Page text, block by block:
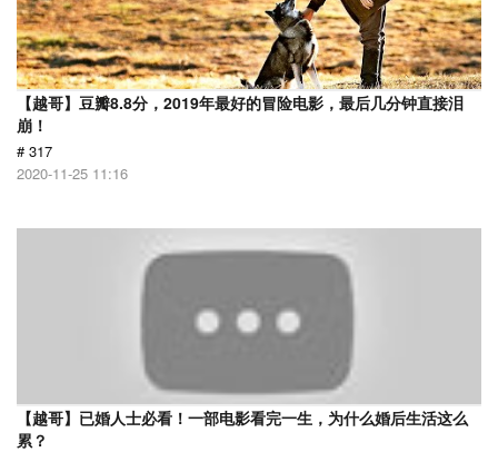
【越哥】豆瓣8.8分，2019年最好的冒险电影，最后几分钟直接泪
崩！
# 317
2020-11-25 11:16
【越哥】已婚人士必看！一部电影看完一生，为什么婚后生活这么
累？